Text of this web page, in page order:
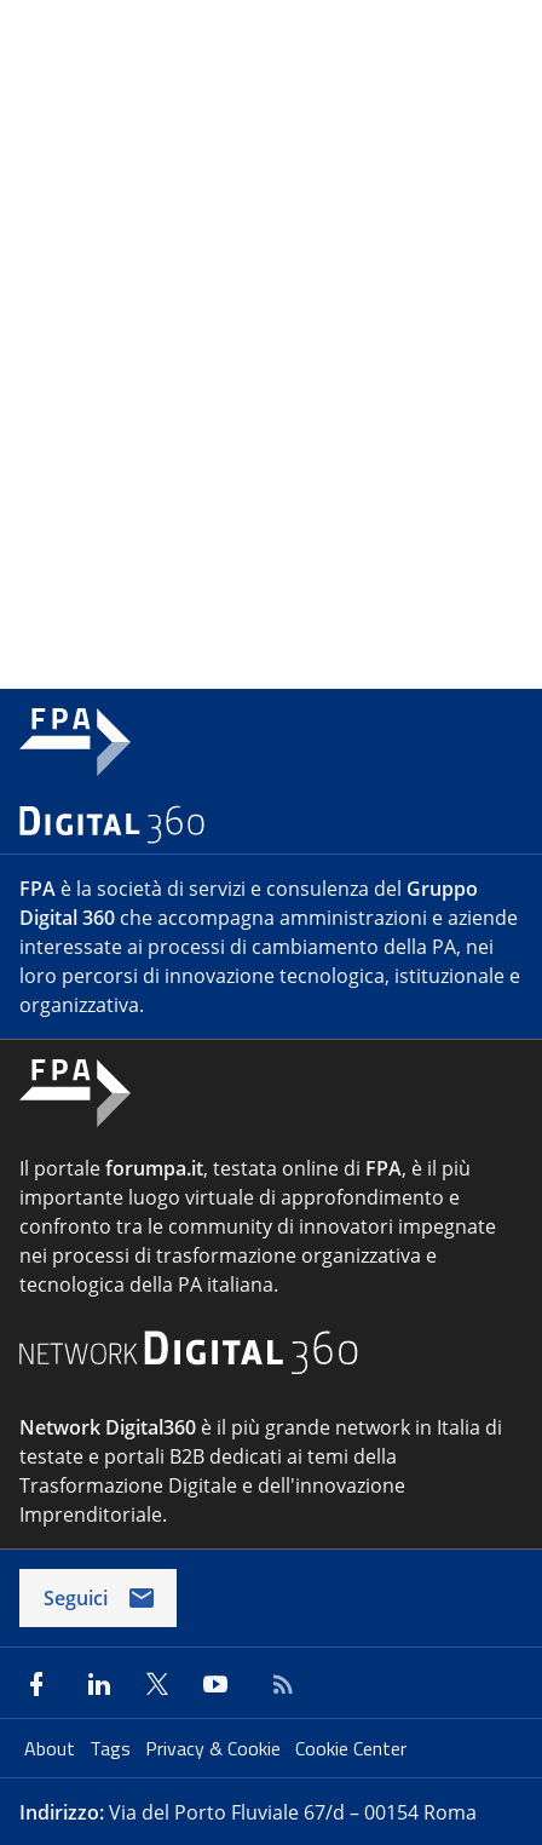
FPA è la società di servizi e consulenza del Gruppo
Digital 360 che accompagna amministrazioni e aziende
interessate ai processi di cambiamento della PA, nei
loro percorsi di innovazione tecnologica, istituzionale e
organizzativa.
Il portaleforumpa.it, testata online di FPA, è il più
importante luogo virtuale di approfondimento e
confronto tra le community di innovatori impegnate
nei processi di trasformazione organizzativa e
tecnologica della PA italiana.
Network Digital360 è il più grande network in Italia di
testate e portali B2B dedicati ai temi della
Trasformazione Digitale e dell'innovazione
Imprenditoriale.
Seguici
About Tags Privacy & Cookie Cookie Center
Indirizzo:Via del Porto Fluviale 67/d – 00154 Roma